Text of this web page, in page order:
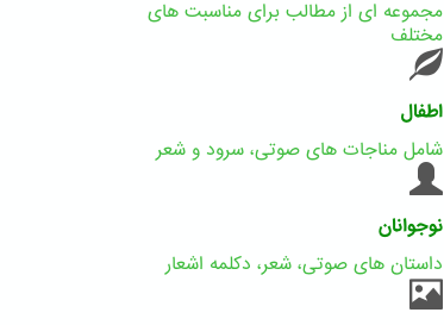
مجموعه ای از مطالب برای مناسبت های
مختلف
اطفال
شامل مناجات های صوتی، سرود و شعر
نوجوانان
داستان های صوتی، شعر، دکلمه اشعار